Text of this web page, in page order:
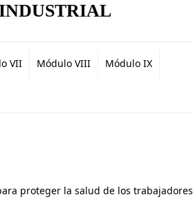
VII Módulo VIII Módulo IX
proteger la salud de los trabajadores